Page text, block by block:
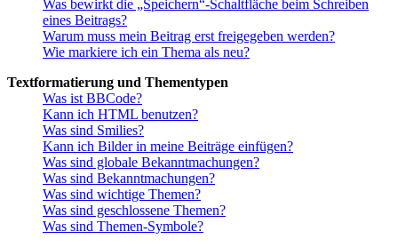
Was bewirkt die „Speichern“-Schaltfläche beim Schreiben
eines Beitrags?
Warum muss mein Beitrag erst freigegeben werden?
Wie markiere ich ein Thema als neu?
Textformatierung und Thementypen
Was ist BBCode?
Kann ich HTML benutzen?
Was sind Smilies?
Kann ich Bilder in meine Beiträge einfügen?
Was sind globale Bekanntmachungen?
Was sind Bekanntmachungen?
Was sind wichtige Themen?
Was sind geschlossene Themen?
Was sind Themen-Symbole?